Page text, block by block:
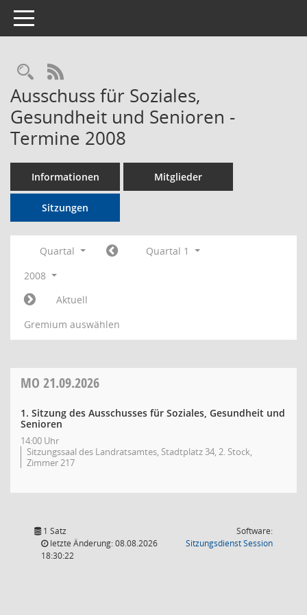
Toggle navigation
Rechercheauswahl
RSS-Feed
Ausschuss für Soziales,
Gesundheit und Senioren -
Termine 2008
Informationen Mitglieder
Sitzungen
Quartal
Quartal 1
2008
Aktuell
Gremium auswählen
MO 21.09.2026
1. Sitzung des Ausschusses für Soziales, Gesundheit und
Senioren
14:00 Uhr
Sitzungssaal des Landratsamtes, Stadtplatz 34, 2. Stock,
Zimmer 217
1 Satz
letzte Änderung: 08.08.2026
18:30:22
Software:
SitzungsdienstSession(Wird in